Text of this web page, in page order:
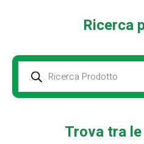
pagina
del
prodotto
Ricerca
Prodotti
della
ricerca
Trova tra